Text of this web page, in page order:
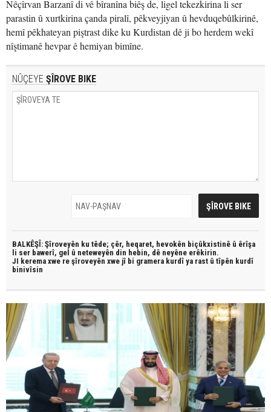
Nêçîrvan Barzanî di vê bîranîna biêş de, ligel tekezkirina li ser
parastin û xurtkirina çanda piralî, pêkveyjiyan û hevduqebûlkirinê,
hemî pêkhateyan piştrast dike ku Kurdistan dê ji bo herdem wekî
nîştimanê hevpar ê hemiyan bimîne.
NÛÇEYE ŞÎROVE BIKE
BALKÊŞÎ: Şîroveyên ku têde; çêr, heqaret, hevokên biçûkxistinê û êrîşa
li ser bawerî, gel û neteweyên din hebin, dê neyêne erêkirin.
JI kerema xwe re şîroveyên xwe jî bi gramera kurdî ya rast û tîpên kurdî
binivîsin